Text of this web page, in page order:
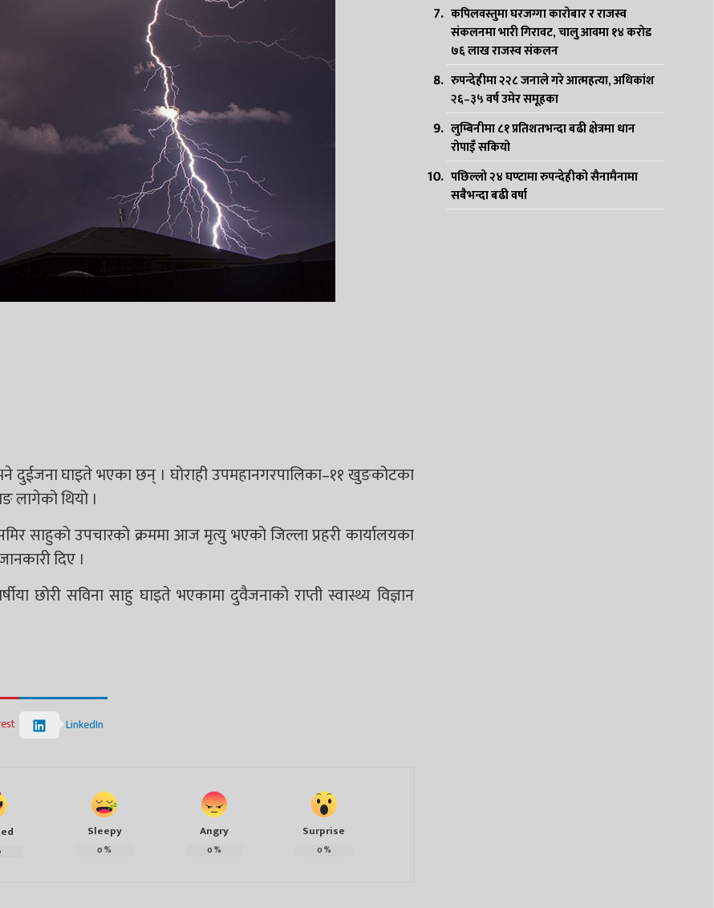
घाइते भएका छन् । घोराही उपमहानगरपालिका–११ खुङकोटका
लागेको थियो ।
साहुको उपचारको क्रममा आज मृत्यु भएको जिल्ला प्रहरी कार्यालयका
दिए ।
छोरी सविना साहु घाइते भएकामा दुवैजनाको राप्ती स्वास्थ्य विज्ञान
LinkedIn
Sleepy
0%
Angry
0%
Surprise
0%
कपिलवस्तुमा घरजग्गा कारोबार र राजस्व
संकलनमा भारी गिरावट, चालु आवमा १४ करोड
७६ लाख राजस्व संकलन
रुपन्देहीमा २२८ जनाले गरे आत्महत्या, अधिकांश
२६–३५ वर्ष उमेर समूहका
लुम्बिनीमा ८१ प्रतिशतभन्दा बढी क्षेत्रमा धान
रोपाइँ सकियो
पछिल्लो २४ घण्टामा रुपन्देहीको सैनामैनामा
सबैभन्दा बढी वर्षा